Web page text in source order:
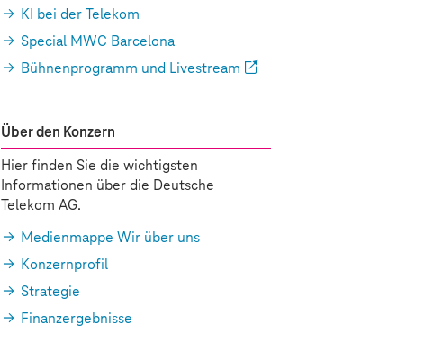
KI bei der Telekom
Special MWC Barcelona
Bühnenprogramm und Livestream
Über den Konzern
Hier finden Sie die wichtigsten
Informationen über die Deutsche
Telekom AG.
Medienmappe Wir über uns
Konzernprofil
Strategie
Finanzergebnisse